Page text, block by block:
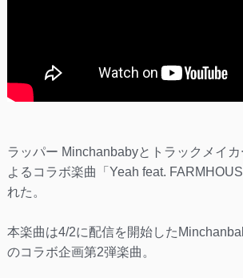
ラッパー Minchanbabyとトラックメイ
よるコラボ楽曲「Yeah feat.
れた。
本楽曲は4/2に配信を開始した
のコラボ企画第2弾楽曲。